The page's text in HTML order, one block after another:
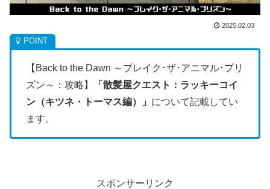
2025.02.03
【Back to the Dawn ～ブレイク･ザ･アニマル･プリ
ズン～：攻略】
「散髪屋クエスト：ラッキーコイ
ン（キツネ・トーマス編）」 について記載してい
ます。
スポンサーリンク